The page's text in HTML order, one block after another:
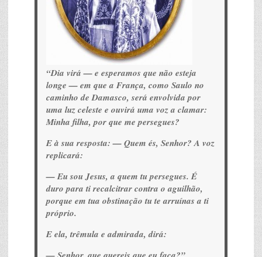
“Dia virá — e esperamos que não esteja
longe — em que a França, como Saulo no
caminho de Damasco, será envolvida por
uma luz celeste e ouvirá uma voz a clamar:
Minha filha, por que me persegues?
E à sua resposta: —Quem és, Senhor?A voz
replicará:
—Eu sou Jesus, a quem tu persegues. É
duro para ti recalcitrar contra o aguilhão,
porque em tua obstinação tu te arruínas a ti
próprio.
E ela, trêmula e admirada, dirá: